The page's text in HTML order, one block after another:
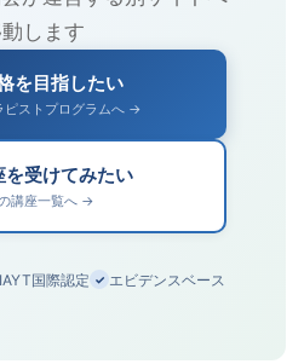
します
を目指したい
ピストプログラムへ →
を受けてみたい
講座一覧へ →
IAYT国際認定 ✓ エビデンスベース